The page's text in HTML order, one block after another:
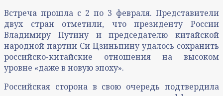
Встреча прошла с 2 по 3 февраля. Представители
двух стран отметили, что президенту России
Владимиру Путину и председателю китайской
народной партии Си Цзиньпину удалось сохранить
российско-китайские отношения на высоком
уровне «даже в новую эпоху».
Российская сторона в свою очередь подтвердила